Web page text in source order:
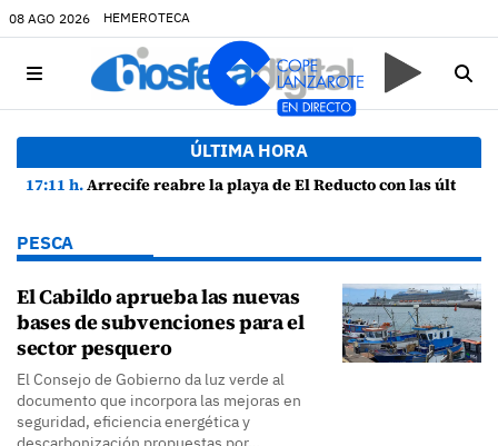
08 AGO 2026 HEMEROTECA
ÚLTIMA HORA
17:11 h.Arrecife reabre la playa de El Reducto con las últimas analíticas mostrando "una buena calidad de las aguas para el baño"
PESCA
El Cabildo aprueba las nuevas
bases de subvenciones para el
sector pesquero
El Consejo de Gobierno da luz verde al
documento que incorpora las mejoras en
seguridad, eficiencia energética y